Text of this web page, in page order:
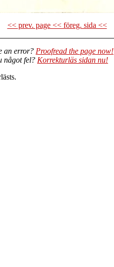
<< prev. page << föreg. sida <<
an error? Proofread the page now!
något fel? Korrekturläs sidan nu!